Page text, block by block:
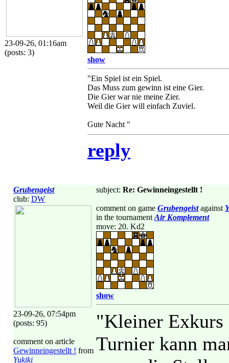
23-09-26, 01:16am
(posts: 3)
show
"Ein Spiel ist ein Spiel.
Das Muss zum gewinn ist eine Gier.
Die Gier war nie meine Zier.
Weil die Gier will einfach Zuviel.
Gute Nacht "
reply
Grubengeist
club: DW
23-09-26, 07:54pm
(posts: 95)
comment on article
Gewinneingestellt ! from
Yukiki
subject: Re: Gewinneingestellt !
comment on game Grubengeistagainst
in the tournament Air Komplement
move: 20. Kd2
show
"Kleiner Exkurs
Turnier kann